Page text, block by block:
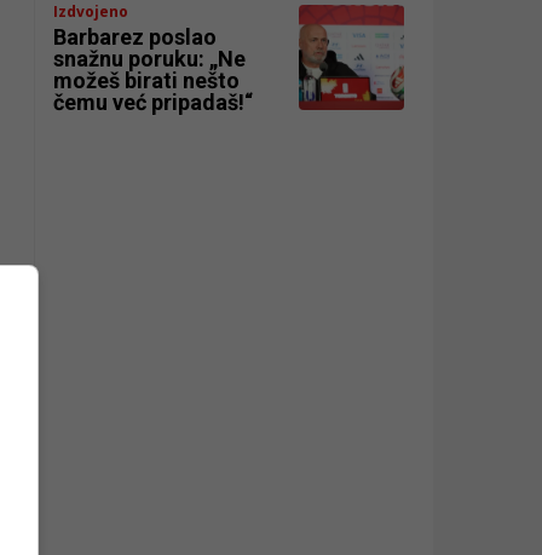
Izdvojeno
Barbarez poslao
snažnu poruku: „Ne
možeš birati nešto
čemu već pripadaš!“